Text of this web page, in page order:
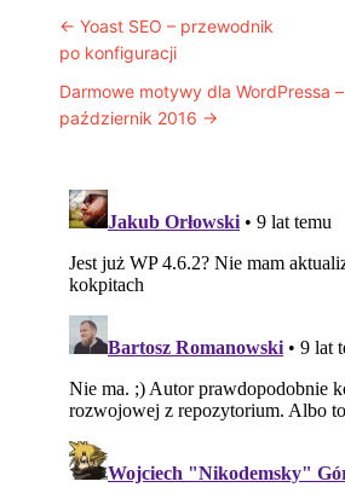
Post navigation
← Yoast SEO – przewodnik
po konfiguracji
Darmowe motywy dla WordPressa –
październik 2016 →